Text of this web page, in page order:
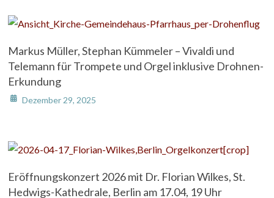
Markus Müller, Stephan Kümmeler – Vivaldi und
Telemann für Trompete und Orgel inklusive Drohnen-
Erkundung
Dezember 29, 2025
Eröffnungskonzert 2026 mit Dr. Florian Wilkes, St.
Hedwigs-Kathedrale, Berlin am 17.04, 19 Uhr